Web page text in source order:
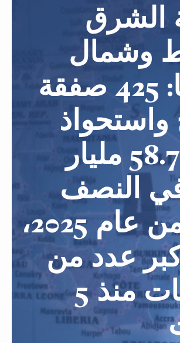
الشرق
وشمال
أفريقيا: 425 صفقة
واستحواذ
بقيمة 58.7 مليار
في النصف
الأول من عام 2025،
عدد من
الصفقات منذ 5